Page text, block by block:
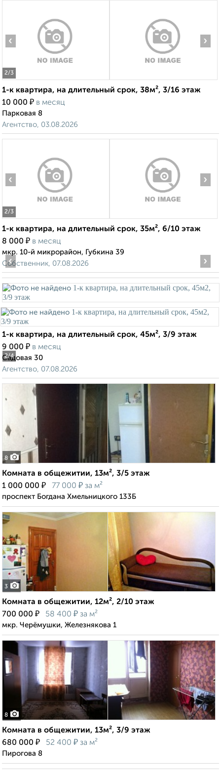
2/3
‹ ›
1-к квартира, на длительный срок, 38м², 3/16 этаж
10 000 ₽ в месяц
Парковая 8
Агентство, 03.08.2026
2/3
‹ ›
1-к квартира, на длительный срок, 35м², 6/10 этаж
8 000 ₽ в месяц
мкр. 10-й микрорайон, Губкина 39
Собственник, 07.08.2026
2/4
‹ ›
1-к квартира, на длительный срок, 45м², 3/9 этаж
9 000 ₽ в месяц
Садовая 30
Агентство, 07.08.2026
8
Комната в общежитии, 13м², 3/5 этаж
1 000 000 ₽ 77 000 ₽ за м²
проспект Богдана Хмельницкого 133Б
3
Комната в общежитии, 12м², 2/10 этаж
700 000 ₽ 58 400 ₽ за м²
мкр. Черёмушки, Железнякова 1
8
Комната в общежитии, 13м², 3/9 этаж
680 000 ₽ 52 400 ₽ за м²
Пирогова 8